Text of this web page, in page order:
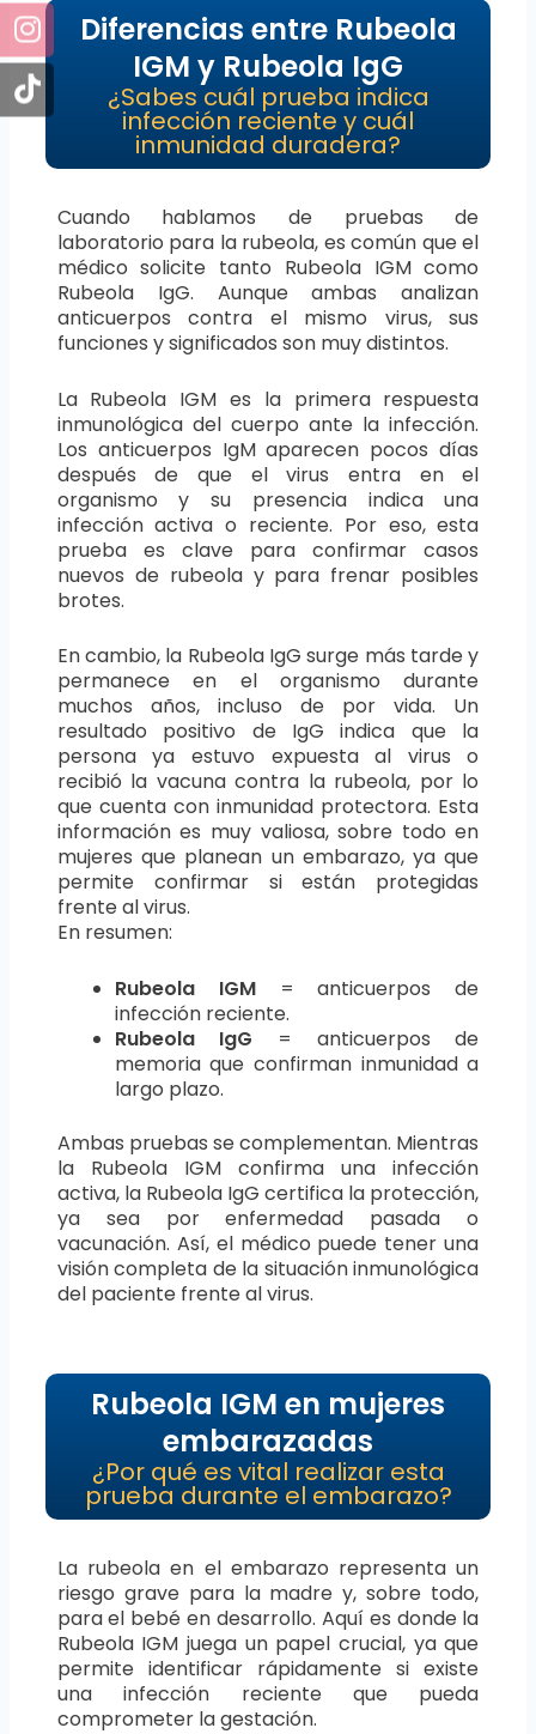
Diferencias entre Rubeola
IGM y Rubeola IgG
¿Sabes cuál prueba indica
infección reciente y cuál
inmunidad duradera?
Cuando hablamos de pruebas de
laboratorio para la rubeola, es común que el
médico solicite tanto Rubeola IGM como
Rubeola IgG. Aunque ambas analizan
anticuerpos contra el mismo virus, sus
funciones y significados son muy distintos.
La Rubeola IGM es la primera respuesta
inmunológica del cuerpo ante la infección.
Los anticuerpos IgM aparecen pocos días
después de que el virus entra en el
organismo y su presencia indica una
infección activa o reciente. Por eso, esta
prueba es clave para confirmar casos
nuevos de rubeola y para frenar posibles
brotes.
En cambio, la Rubeola IgG surge más tarde y
permanece en el organismo durante
muchos años, incluso de por vida. Un
resultado positivo de IgG indica que la
persona ya estuvo expuesta al virus o
recibió la vacuna contra la rubeola, por lo
que cuenta con inmunidad protectora. Esta
información es muy valiosa, sobre todo en
mujeres que planean un embarazo, ya que
permite confirmar si están protegidas
frente al virus.
En resumen:
Rubeola IGM= anticuerpos de
infección reciente.
Rubeola IgG = anticuerpos de
memoria que confirman inmunidad a
largo plazo.
Ambas pruebas se complementan. Mientras
la Rubeola IGM confirma una infección
activa, la Rubeola IgG certifica la protección,
ya sea por enfermedad pasada o
vacunación. Así, el médico puede tener una
visión completa de la situación inmunológica
del paciente frente al virus.
Rubeola IGM en mujeres
embarazadas
¿Por qué es vital realizar esta
prueba durante el embarazo?
La rubeola en el embarazo representa un
riesgo grave para la madre y, sobre todo,
para el bebé en desarrollo. Aquí es donde la
Rubeola IGM juega un papel crucial, ya que
permite identificar rápidamente si existe
una infección reciente que pueda
comprometer la gestación.